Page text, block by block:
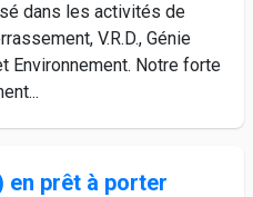
dans les activités de
V.R.D., Génie
Environnement. Notre forte
en prêt à porter